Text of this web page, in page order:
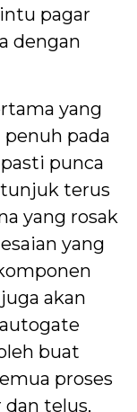
pagar
dengan
yang
pada
punca
tunjuk terus
yang rosak
yang
akan
buat
proses
telus,